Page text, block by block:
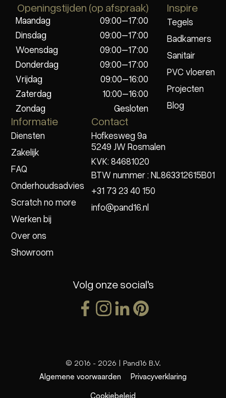
Openingstijden (op afspraak)
Maandag
09:00–17:00
Dinsdag
09:00–17:00
Woensdag
09:00–17:00
Donderdag
09:00–17:00
Vrijdag
09:00–16:00
Zaterdag
10:00–16:00
Zondag
Gesloten
Inspire
Tegels
Badkamers
Sanitair
PVC vloeren
Projecten
Blog
Informatie
Diensten
Zakelijk
FAQ
Onderhoudsadvies
Scratch no more
Werken bij
Over ons
Showroom
Contact
Hofkesweg 9a
5249 JW Rosmalen
KVK: 84681020
BTW nummer : NL863312615B01
+31 73 23 40 150
info@pand16.nl
Volg onze social's
© 2016 - 2026 | Pand16 B.V.
Algemene voorwaarden
Privacyverklaring
Cookiebeleid